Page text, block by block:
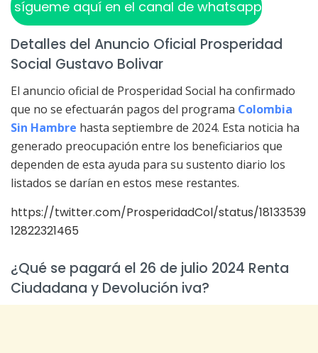
sígueme aquí en el canal de whatsapp
Detalles del Anuncio Oficial Prosperidad
Social Gustavo Bolivar
El anuncio oficial de Prosperidad Social ha confirmado
que no se efectuarán pagos del programa Colombia
Sin Hambre hasta septiembre de 2024. Esta noticia ha
generado preocupación entre los beneficiarios que
dependen de esta ayuda para su sustento diario los
listados se darían en estos mese restantes.
https://twitter.com/ProsperidadCol/status/18133539
12822321465
¿Qué se pagará el 26 de julio 2024 Renta
Ciudadana y Devolución iva?